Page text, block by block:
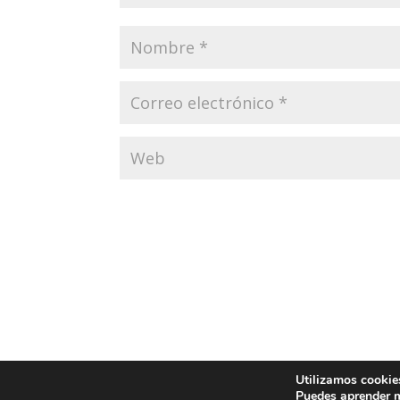
Movimiento 24 Horas - Copyright © 2025 -
Utilizamos
Puedes